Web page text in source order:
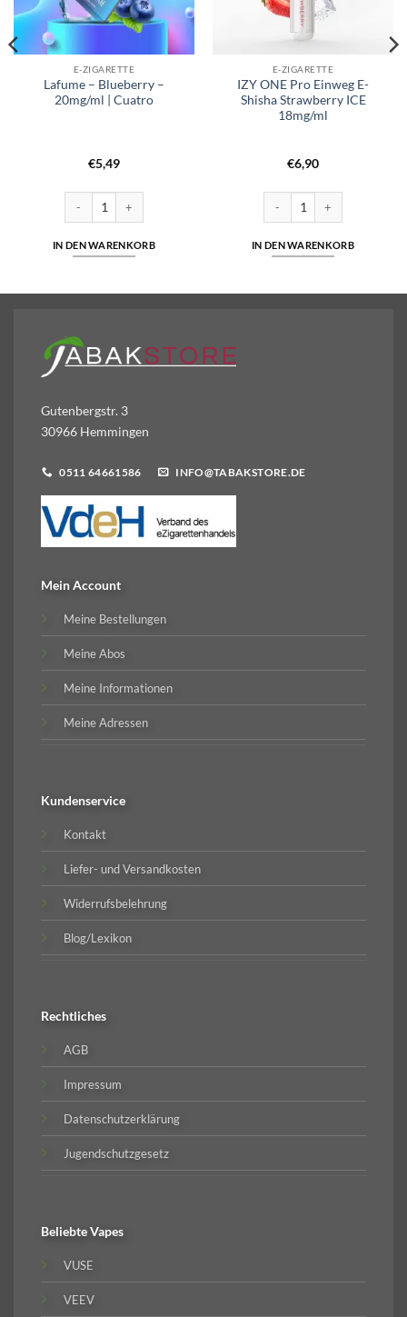
E-ZIGARETTE
Lafume – Blueberry –
20mg/ml | Cuatro
€5,49
IN DEN WARENKORB
E-ZIGARETTE
IZY ONE Pro Einweg E-
Shisha Strawberry ICE
18mg/ml
€6,90
IN DEN WARENKORB
Gutenbergstr. 3
30966 Hemmingen
0511 64661586 INFO@TABAKSTORE.DE
Mein Account
Meine Bestellungen
Meine Abos
Meine Informationen
Meine Adressen
Kundenservice
Kontakt
Liefer- und Versandkosten
Widerrufsbelehrung
Blog/Lexikon
Rechtliches
AGB
Impressum
Datenschutzerklärung
Jugendschutzgesetz
BeliebteVapes
VUSE
VEEV